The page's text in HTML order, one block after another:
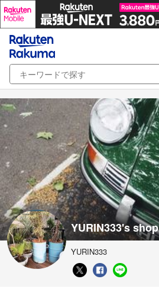
YURIN333's shop
YURIN333